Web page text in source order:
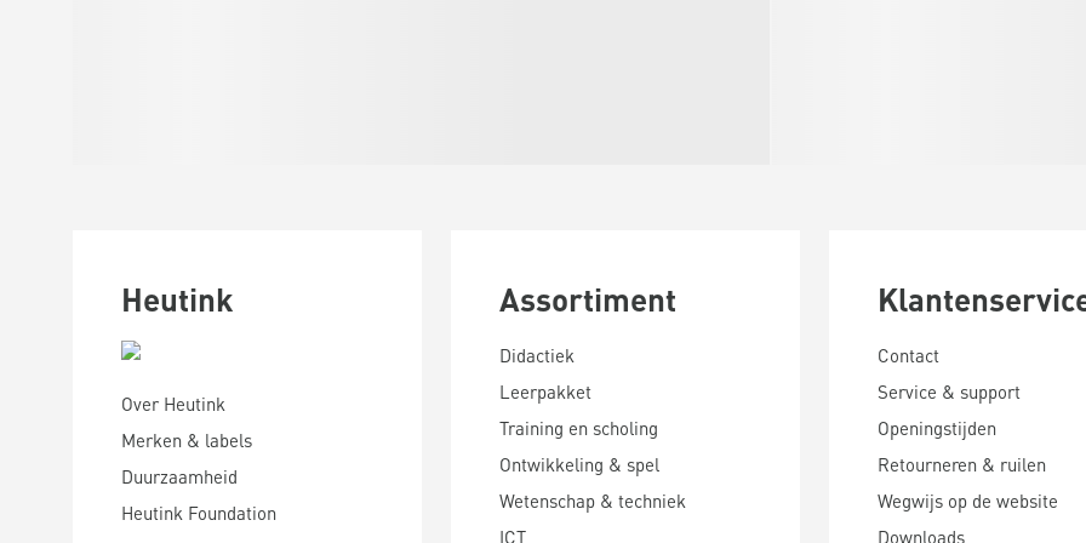
Heutink
Over Heutink
Merken & labels
Duurzaamheid
Heutink Foundation
Assortiment
Didactiek
Leerpakket
Training en scholing
Ontwikkeling & spel
Wetenschap & techniek
ICT
Contact
Service & support
Openingstijden
Retourneren & ruilen
Wegwijs op de website
Downloads